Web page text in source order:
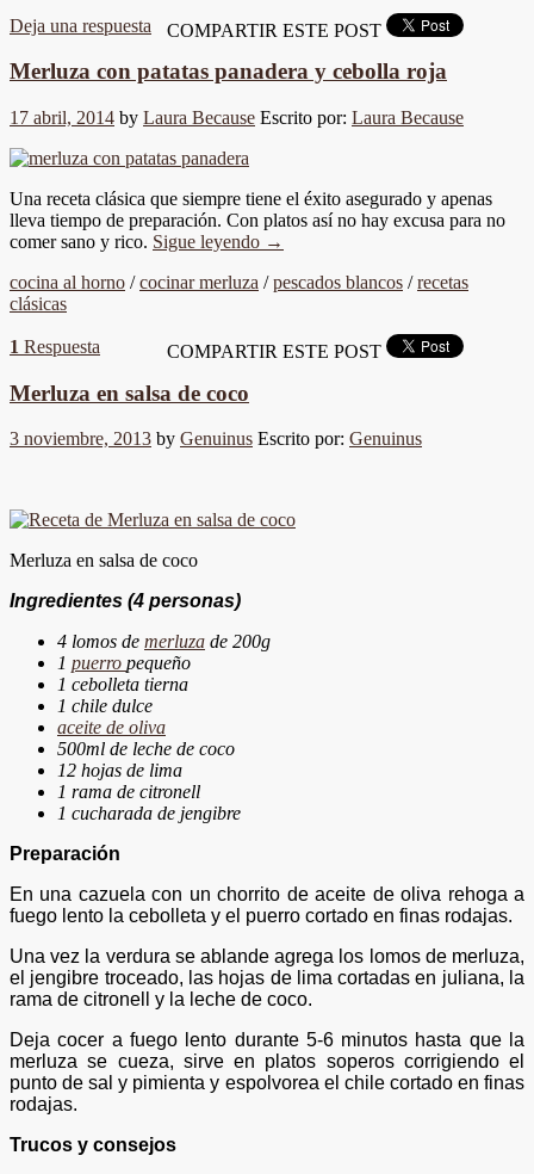
Deja una respuesta COMPARTIR ESTE POST
Merluza con patatas panadera y cebolla roja
17 abril, 2014 by Laura Because Escrito por: Laura Because
Una receta clásica que siempre tiene el éxito asegurado y apenas
lleva tiempo de preparación. Con platos así no hay excusa para no
comer sano y rico. Sigue leyendo →
cocina al horno /cocinar merluza /pescados blancos /recetas
clásicas
1 Respuesta COMPARTIR ESTE POST
Merluza en salsa de coco
3 noviembre, 2013 by Genuinus Escrito por: Genuinus
Merluza en salsa de coco
Ingredientes (4 personas)
4 lomos de merluza de 200g
1 puerro pequeño
1 cebolleta tierna
1 chile dulce
aceite de oliva
500ml de leche de coco
12 hojas de lima
1 rama de citronell
1 cucharada de jengibre
Preparación
En una cazuela con un chorrito de aceite de oliva rehoga a
fuego lento la cebolleta y el puerro cortado en finas rodajas.
Una vez la verdura se ablande agrega los lomos de merluza,
el jengibre troceado, las hojas de lima cortadas en juliana, la
rama de citronell y la leche de coco.
Deja cocer a fuego lento durante 5-6 minutos hasta que la
merluza se cueza, sirve en platos soperos corrigiendo el
punto de sal y pimienta y espolvorea el chile cortado en finas
rodajas.
Trucos y consejos